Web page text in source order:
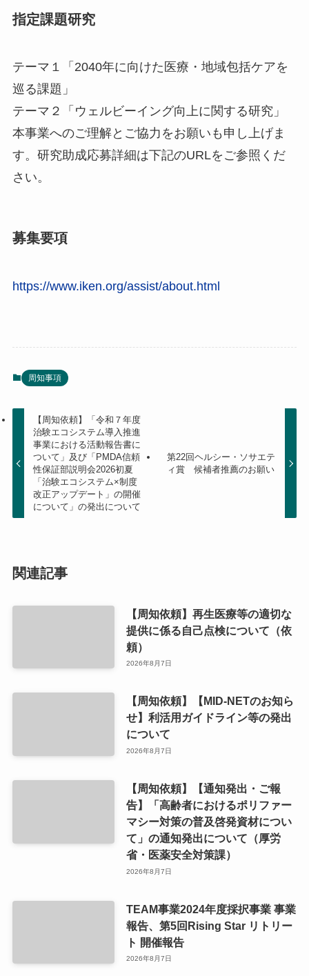
指定課題研究
テーマ１「2040年に向けた医療・地域包括ケアを
巡る課題」
テーマ２「ウェルビーイング向上に関する研究」
本事業へのご理解とご協力をお願いも申し上げま
す。研究助成応募詳細は下記のURLをご参照くだ
さい。
募集要項
https://www.iken.org/assist/about.html
周知事項
【周知依頼】「令和７年度
治験エコシステム導入推進
事業における活動報告書に
ついて」及び「PMDA信頼
性保証部説明会2026初夏
「治験エコシステム×制度
改正アップデート」の開催
について」の発出について
第22回ヘルシー・ソサエテ
ィ賞 候補者推薦のお願い
関連記事
【周知依頼】再生医療等の適切な
提供に係る自己点検について（依
頼）
2026年8月7日
【周知依頼】【MID-NETのお知ら
せ】利活用ガイドライン等の発出
について
2026年8月7日
【周知依頼】【通知発出・ご報
告】「高齢者におけるポリファー
マシー対策の普及啓発資材につい
て」の通知発出について（厚労
省・医薬安全対策課）
2026年8月7日
TEAM事業2024年度採択事業 事業
報告、第5回Rising Star リトリー
ト 開催報告
2026年8月7日